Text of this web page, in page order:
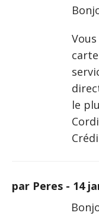
le
par Peres - 14